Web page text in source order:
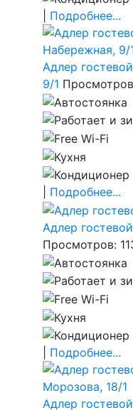
Подробнее...
Адлер
9/1
Подробнее...
Адлер
Просмотров:
Подробнее...
Адлер